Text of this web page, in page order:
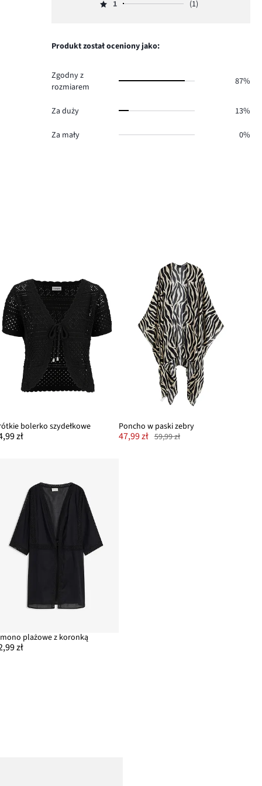
ilość
2,
1.
Ocena
głosów
1 (1)
Produkt został oceniony jako:
Zgodny z
rozmiarem
87%
Za duży 13%
Za mały 0%
bolerko szydełkowe
zł
Poncho w paski zebry
47,99 zł 59,99 zł
plażowe z koronką
zł